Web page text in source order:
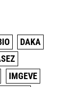
DAKA
IMGEVE